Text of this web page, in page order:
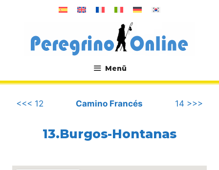
Menü
.
<<< 12
Camino Francés 14 >>>
13.Burgos-Hontanas